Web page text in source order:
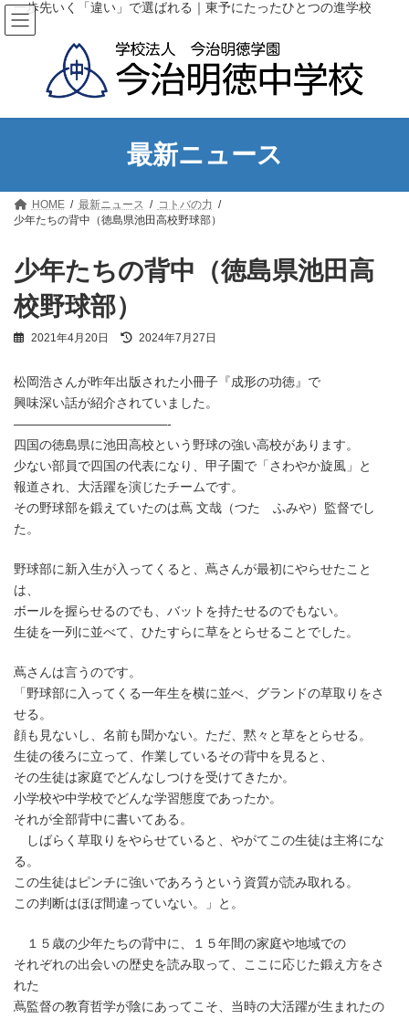
コ
ン
テ
キ
ナ
ビ
ゲ
に
一歩先いく「違い」で選ばれる｜東予にたったひとつの進学校
最新ニュース
HOME 最新ニュース
コトバの力
少年たちの背中（徳島県池田高校野球部）
少年たちの背中（徳島県池田高
校野球部）
2021年4月20日
最
新
日
:
2024年7月27日
松岡浩さんが昨年出版された小冊子『成形の功徳』で
興味深い話が紹介されていました。
————————————-
四国の徳島県に池田高校という野球の強い高校があります。
少ない部員で四国の代表になり、甲子園で「さわやか旋風」と
報道され、大活躍を演じたチームです。
その野球部を鍛えていたのは蔦 文哉（つた ふみや）監督でし
た。
野球部に新入生が入ってくると、蔦さんが最初にやらせたこと
は、
ボールを握らせるのでも、バットを持たせるのでもない。
生徒を一列に並べて、ひたすらに草をとらせることでした。
蔦さんは言うのです。
「野球部に入ってくる一年生を横に並べ、グランドの草取りをさ
せる。
顔も見ないし、名前も聞かない。ただ、黙々と草をとらせる。
生徒の後ろに立って、作業しているその背中を見ると、
その生徒は家庭でどんなしつけを受けてきたか。
小学校や中学校でどんな学習態度であったか。
それが全部背中に書いてある。
しばらく草取りをやらせていると、やがてこの生徒は主将にな
る。
この生徒はピンチに強いであろうという資質が読み取れる。
この判断はほぼ間違っていない。」と。
１５歳の少年たちの背中に、１５年間の家庭や地域での
それぞれの出会いの歴史を読み取って、ここに応じた鍛え方をさ
れた
蔦監督の教育哲学が陰にあってこそ、当時の大活躍が生まれたの